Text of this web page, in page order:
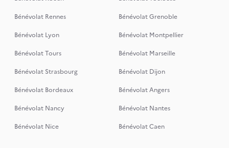
Bénévolat Rennes
Bénévolat Grenoble
Bénévolat Lyon
Bénévolat Montpellier
Bénévolat Tours
Bénévolat Marseille
Bénévolat Strasbourg
Bénévolat Dijon
Bénévolat Bordeaux
Bénévolat Angers
Bénévolat Nancy
Bénévolat Nantes
Bénévolat Nice
Bénévolat Caen